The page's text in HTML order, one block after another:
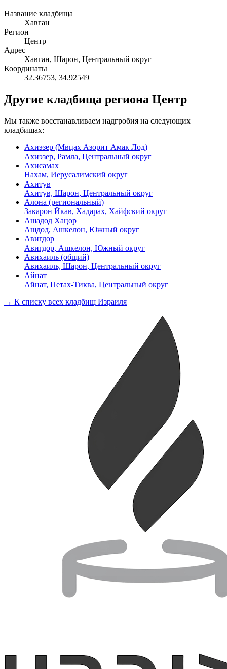
Название кладбища
Хавган
Регион
Центр
Адрес
Хавган, Шарон, Центральный округ
Координаты
32.36753, 34.92549
Другие кладбища региона Центр
Мы также восстанавливаем надгробия на следующих
кладбищах:
Ахиэзер (Мвцах Азорит Амак Лод)
Ахиэзер, Рамла, Центральный округ
Ахисамах
Нахам, Иерусалимский округ
Ахитув
Ахитув, Шарон, Центральный округ
Алона (региональный)
Закарон Йкав, Хадарах, Хайфский округ
Ашадод Хацор
Ашдод, Ашкелон, Южный округ
Авигдор
Авигдор, Ашкелон, Южный округ
Авихаиль (общий)
Авихаиль, Шарон, Центральный округ
Айнат
Айнат, Петах-Тиква, Центральный округ
→ К списку всех кладбищ Израиля